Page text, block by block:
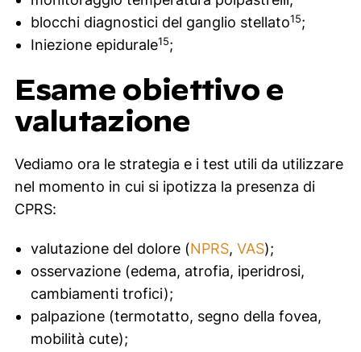
blocchi diagnostici del ganglio stellato15;
Iniezione epidurale15;
Esame obiettivo e
valutazione
Vediamo ora le strategia e i test utili da utilizzare
nel momento in cui si ipotizza la presenza di
CPRS:
valutazione del dolore (NPRS, VAS);
osservazione (edema, atrofia, iperidrosi,
cambiamenti trofici);
palpazione (termotatto, segno della fovea,
mobilità cute);